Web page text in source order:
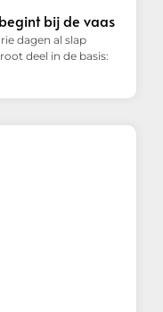
bij de vaas
dagen al slap
deel in de basis: